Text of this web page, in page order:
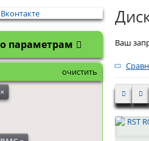
параметрам
очистить
×
Ваш